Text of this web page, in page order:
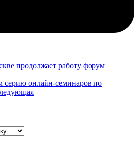
продолжает работу форум
серию онлайн-семинаров по